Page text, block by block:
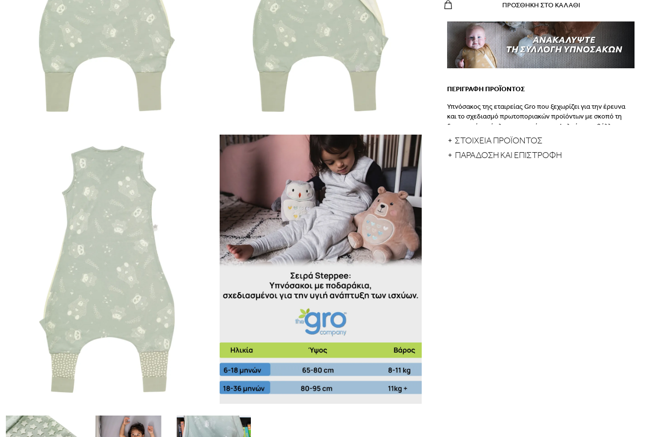
ΠΡΟΣΘΉΚΗ ΣΤΟ ΚΑΛΆΘΙ
ΠΕΡΙΓΡΑΦΗ ΠΡΟΪΟΝΤΟΣ
Υπνόσακος της εταιρείας Gro που ξεχωρίζει για την έρευνα
και το σχεδιασμό πρωτοποριακών προϊόντων με σκοπό τη
δημιουργία ενός λειτουργικού και ασφαλούς περιβάλλοντος
για το βρέφος. Εφευρέθηκαν στη Μ.Βρετανία και
δημιούργησαν το Βρετανικό και Ευρωπαϊκό πρότυπο για τη
σωστή κατασκευή υπνόσακων. Βραβευμένοι για την ασφάλεια
ΣΤΟΙΧΕΙΑ ΠΡΟΪΟΝΤΟΣ
ΠΑΡΆΔΟΣΗ ΚΑΙ ΕΠΙΣΤΡΟΦΉ
ΑΠΟΘΉΚΕΥΣΕ